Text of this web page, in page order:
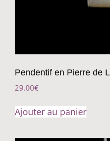
Pendentif en Pierre de
29.00€
Ajouter au panier